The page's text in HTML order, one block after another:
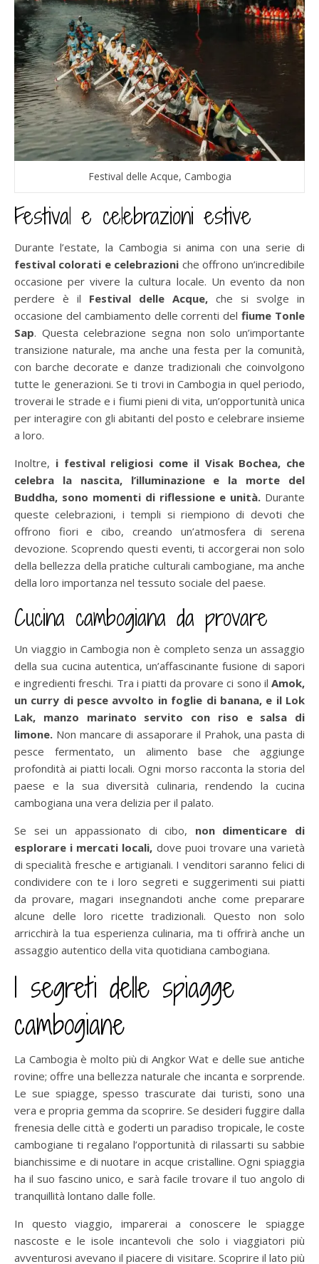
Festival delle Acque, Cambogia
Festival e celebrazioni estive
Durante l’estate, la Cambogia si anima con una serie di
festival colorati e celebrazioni che offrono un’incredibile
occasione per vivere la cultura locale. Un evento da non
perdere è il Festival delle Acque, che si svolge in
occasione del cambiamento delle correnti delfiume Tonle
Sap. Questa celebrazione segna non solo un’importante
transizione naturale, ma anche una festa per la comunità,
con barche decorate e danze tradizionali che coinvolgono
tutte le generazioni. Se ti trovi in Cambogia in quel periodo,
troverai le strade e i fiumi pieni di vita, un’opportunità unica
per interagire con gli abitanti del posto e celebrare insieme
a loro.
Inoltre, i festival religiosi come il Visak Bochea, che
celebra la nascita, l’illuminazione e la morte del
Buddha, sono momenti di riflessione e unità. Durante
queste celebrazioni, i templi si riempiono di devoti che
offrono fiori e cibo, creando un’atmosfera di serena
devozione. Scoprendo questi eventi, ti accorgerai non solo
della bellezza della pratiche culturali cambogiane, ma anche
della loro importanza nel tessuto sociale del paese.
Cucina cambogiana da provare
Un viaggio in Cambogia non è completo senza un assaggio
della sua cucina autentica, un’affascinante fusione di sapori
e ingredienti freschi. Tra i piatti da provare ci sono il Amok,
un curry di pesce avvolto in foglie di banana, e il Lok
Lak, manzo marinato servito con riso e salsa di
limone. Non mancare di assaporare il Prahok, una pasta di
pesce fermentato, un alimento base che aggiunge
profondità ai piatti locali. Ogni morso racconta la storia del
paese e la sua diversità culinaria, rendendo la cucina
cambogiana una vera delizia per il palato.
Se sei un appassionato di cibo, non dimenticare di
esplorare i mercati locali, dove puoi trovare una varietà
di specialità fresche e artigianali. I venditori saranno felici di
condividere con te i loro segreti e suggerimenti sui piatti
da provare, magari insegnandoti anche come preparare
alcune delle loro ricette tradizionali. Questo non solo
arricchirà la tua esperienza culinaria, ma ti offrirà anche un
assaggio autentico della vita quotidiana cambogiana.
I segreti delle spiagge
cambogiane
La Cambogia è molto più di Angkor Wat e delle sue antiche
rovine; offre una bellezza naturale che incanta e sorprende.
Le sue spiagge, spesso trascurate dai turisti, sono una
vera e propria gemma da scoprire. Se desideri fuggire dalla
frenesia delle città e goderti un paradiso tropicale, le coste
cambogiane ti regalano l’opportunità di rilassarti su sabbie
bianchissime e di nuotare in acque cristalline. Ogni spiaggia
ha il suo fascino unico, e sarà facile trovare il tuo angolo di
tranquillità lontano dalle folle.
In questo viaggio, imparerai a conoscere le spiagge
nascoste e le isole incantevoli che solo i viaggiatori più
avventurosi avevano il piacere di visitare. Scoprire il lato più